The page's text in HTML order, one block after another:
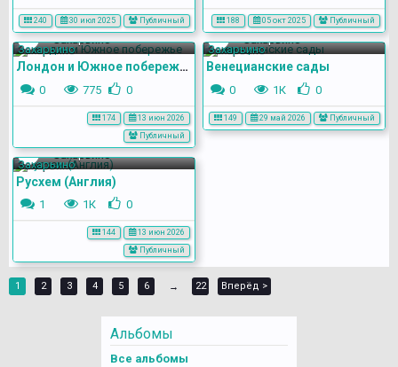
240 30 июл 2025 Публичный 188 05 окт 2025 Публичный
Захарьино
Лондон и Южное побережье
0 775 0
174
13 июн 2026
Публичный
Захарьино
Венецианские сады
0 1К 0
149 29 май 2026 Публичный
Захарьино
Русхем (Англия)
1 1К 0
144
13 июн 2026
Публичный
1 2 3 4 5 6 → 22 Вперёд >
Альбомы
Все альбомы